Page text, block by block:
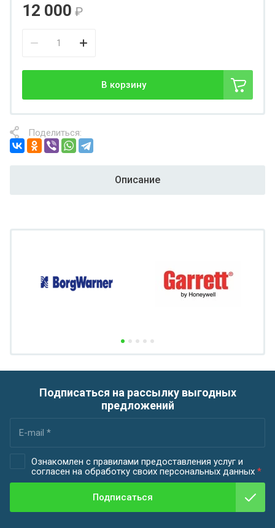
12 000 ₽
В корзину
Поделиться:
Описание
Подписаться на рассылку выгодных
предложений
Ознакомлен с правилами предоставления услуг и
согласен на обработку своих персональных данных *
Подписаться